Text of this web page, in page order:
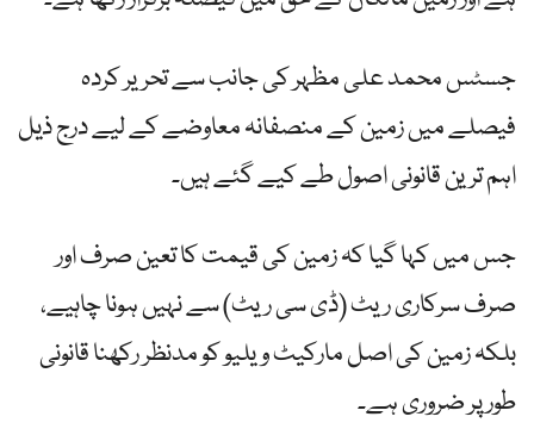
جسٹس محمد علی مظہر کی جانب سے تحریر کردہ
فیصلے میں زمین کے منصفانہ معاوضے کے لیے درج ذیل
اہم ترین قانونی اصول طے کیے گئے ہیں۔
جس میں کہا گیا کہ زمین کی قیمت کا تعین صرف اور
صرف سرکاری ریٹ (ڈی سی ریٹ) سے نہیں ہونا چاہیے،
بلکہ زمین کی اصل مارکیٹ ویلیو کو مدنظر رکھنا قانونی
طور پر ضروری ہے۔